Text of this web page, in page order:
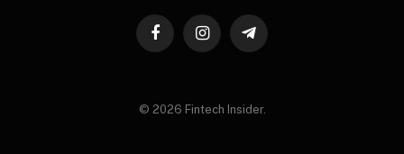
FacebookInstagramTelegram
© 2026 Fintech Insider.